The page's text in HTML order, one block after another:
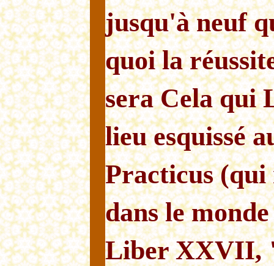
jusqu'à neuf
quoi la
sera Cela qui
lieu esquissé
Practicus
dans le
Liber XXVII,